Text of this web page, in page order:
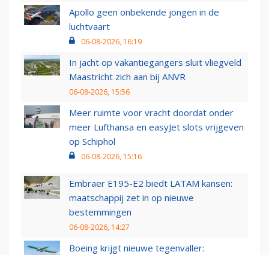
Apollo geen onbekende jongen in de
luchtvaart
06-08-2026, 16:19
In jacht op vakantiegangers sluit vliegveld
Maastricht zich aan bij ANVR
06-08-2026, 15:56
Meer ruimte voor vracht doordat onder
meer Lufthansa en easyJet slots vrijgeven
op Schiphol
06-08-2026, 15:16
Embraer E195-E2 biedt LATAM kansen:
maatschappij zet in op nieuwe
bestemmingen
06-08-2026, 14:27
Boeing krijgt nieuwe tegenvaller: